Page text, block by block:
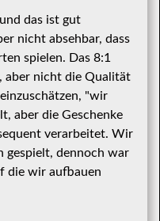
das ist gut
nicht absehbar, dass
spielen. Das 8:1
aber nicht die Qualität
"wir
aber die Geschenke
verarbeitet. Wir
gespielt, dennoch war
die wir aufbauen